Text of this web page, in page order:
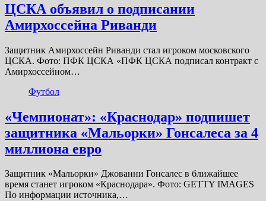
ЦСКА объявил о подписании
Амирхоссейна Риванди
Защитник Амирхоссейн Риванди стал игроком московского
ЦСКА. Фото: ПФК ЦСКА «ПФК ЦСКА подписал контракт с
Амирхоссейном…
Футбол
«Чемпионат»: «Краснодар» подпишет
защитника «Мальорки» Гонсалеса за 4
миллиона евро
Защитник «Мальорки» Джованни Гонсалес в ближайшее
время станет игроком «Краснодара». Фото: GETTY IMAGES
По информации источника,…